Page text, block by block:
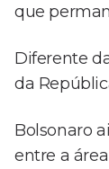
que
Diferente
da
Bolsonaro
entre a